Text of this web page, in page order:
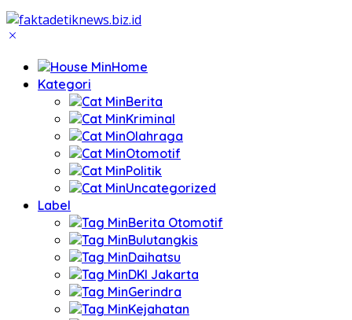
Home
Kategori
Berita
Kriminal
Olahraga
Otomotif
Politik
Uncategorized
Label
Berita Otomotif
Bulutangkis
Daihatsu
DKI Jakarta
Gerindra
Kejahatan